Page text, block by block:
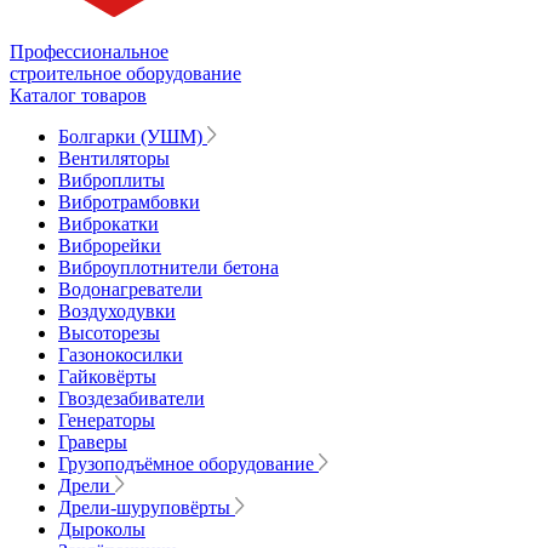
Профессиональное
строительное оборудование
Каталог товаров
Болгарки (УШМ)
Вентиляторы
Виброплиты
Вибротрамбовки
Виброкатки
Виброрейки
Виброуплотнители бетона
Водонагреватели
Воздуходувки
Высоторезы
Газонокосилки
Гайковёрты
Гвоздезабиватели
Генераторы
Граверы
Грузоподъёмное оборудование
Дрели
Дрели-шуруповёрты
Дыроколы